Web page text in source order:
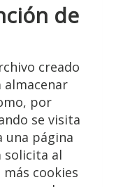
de
creado
por
se visita
una página
solicita al
cookies